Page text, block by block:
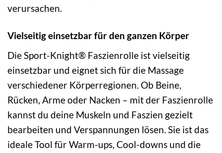
verursachen.
Vielseitig einsetzbar für den ganzen Körper
Die Sport-Knight® Faszienrolle ist vielseitig
einsetzbar und eignet sich für die Massage
verschiedener Körperregionen. Ob Beine,
Rücken, Arme oder Nacken – mit der Faszienrolle
kannst du deine Muskeln und Faszien gezielt
bearbeiten und Verspannungen lösen. Sie ist das
ideale Tool für Warm-ups, Cool-downs und die